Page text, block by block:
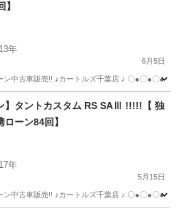
年
6月5日
ン中古車販売!! ♪カートルズ千葉店 ♪ 〇●〇●〇
カートルズ
】タントカスタム RS SAⅢ !!!!!【 独
ローン84回】
年
5月15日
ン中古車販売!! ♪カートルズ千葉店 ♪ 〇●〇●〇